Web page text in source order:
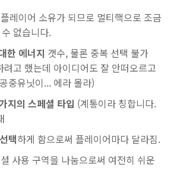
레이어 소유가 되므로 멀티핵으로 조금
없습니다.
한 에너지 갯수, 물론 중복 선택 불가
고 했는데 아이디어도 잘 안떠오르고
중유닛이... 에라 몰라)
지의 스페셜 타입 (계통이라 칭합니다.
택하게 함으로써 플레이어마다 달라짐.
사용 구역을 나눔으로써 여전히 쉬운